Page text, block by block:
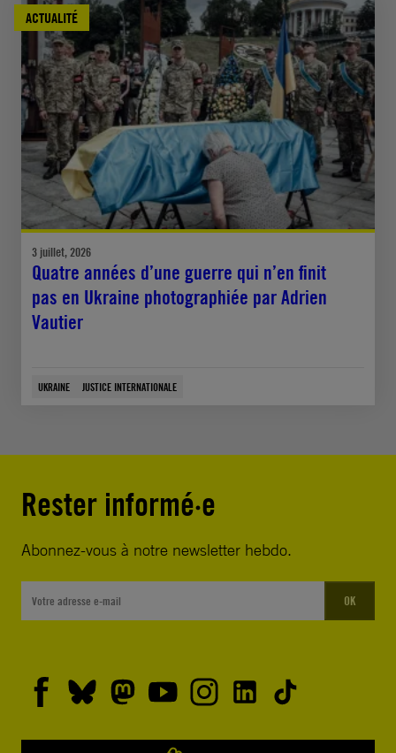
ACTUALITÉ
3 juillet, 2026
Quatre années d’une guerre qui n’en finit
pas en Ukraine photographiée par Adrien
Vautier
UKRAINE JUSTICE INTERNATIONALE
Rester informé·e
Abonnez-vous à notre newsletter hebdo.
OK